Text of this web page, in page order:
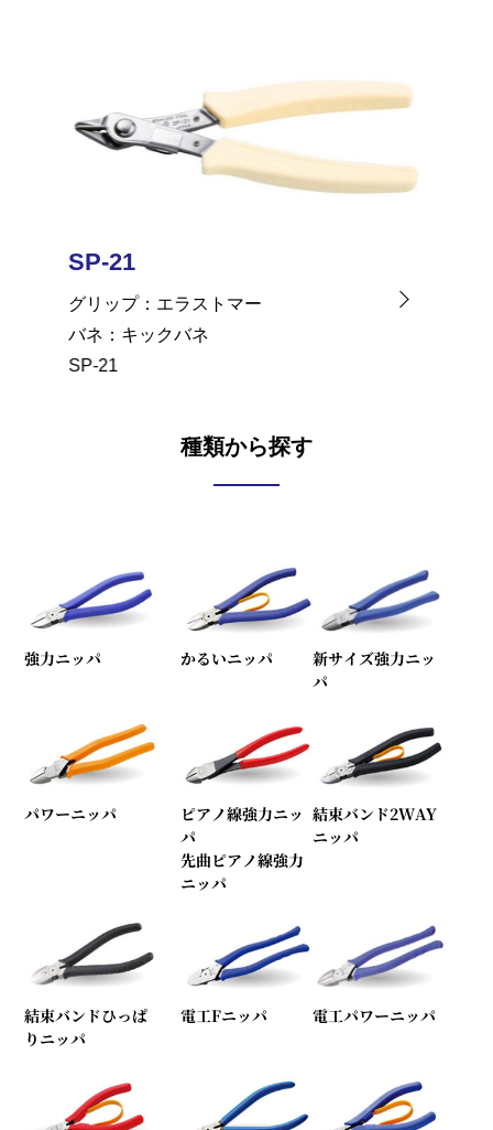
SP-21
グリップ
エラストマー
バネ
キックバネ
SP-21
種類から探す
強力ニッパ かるいニッパ
新サイズ強力ニッ
パ
パワーニッパ
ピアノ線強力ニッ
パ
先曲ピアノ線強力
ニッパ
結束バンド2WAY
ニッパ
結束バンドひっぱ
りニッパ
電工Fニッパ 電工パワーニッパ